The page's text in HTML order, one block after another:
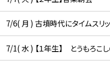
7/6( 月 ) 古墳時代にタイムスリ
7/1( 水 ) 【１年生】 とうもろこ